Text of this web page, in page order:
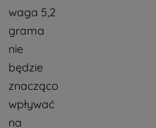
waga 5,2
grama
nie
będzie
znacząco
wpływać
na